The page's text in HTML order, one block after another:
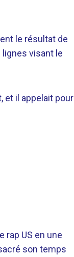
le résultat de
lignes visant le
et il appelait pour
rap US en une
son temps